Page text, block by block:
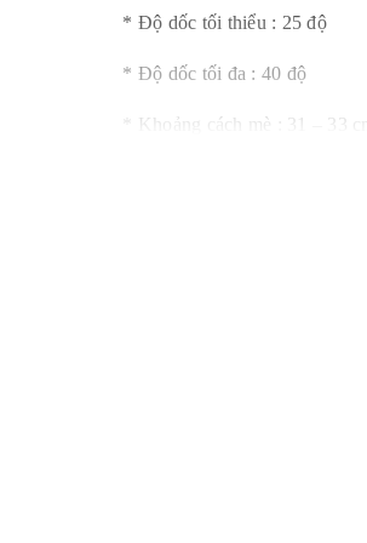
* Độ dốc tối thiểu : 25 độ
* Độ dốc tối đa : 40 độ
* Khoảng cách mè : 31 – 33 cm